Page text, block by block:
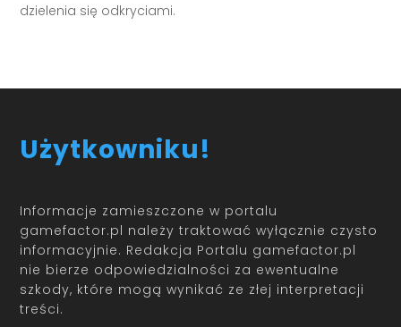
dzielenia się odkryciami.
Użytkowniku!
Informacje zamieszczone w portalu
gamefactor.pl należy traktować wyłącznie czysto
informacyjnie. Redakcja Portalu gamefactor.pl
nie bierze odpowiedzialności za ewentualne
szkody, które mogą wynikać ze złej interpretacji
treści.